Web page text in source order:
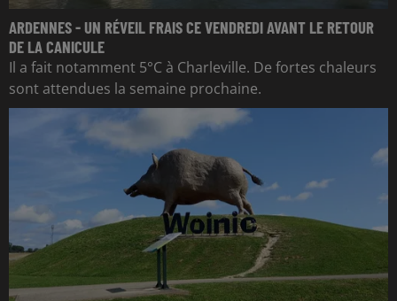
ARDENNES - UN RÉVEIL FRAIS CE VENDREDI AVANT LE RETOUR
DE LA CANICULE
Il a fait notamment 5°C à Charleville. De fortes chaleurs
sont attendues la semaine prochaine.